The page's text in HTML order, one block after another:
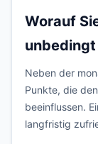
Worauf
Neben der
Punkte, die
beeinflussen.
langfristig